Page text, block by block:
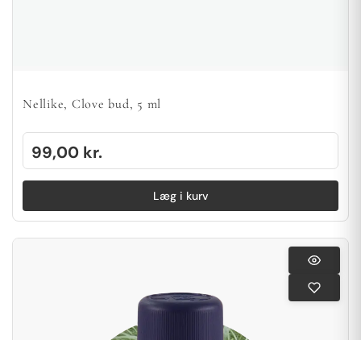
Nellike, Clove bud, 5 ml
99,00 kr.
Læg i kurv